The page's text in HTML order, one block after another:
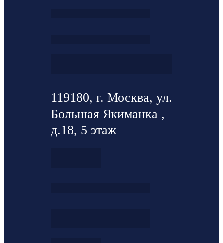
119180, г. Москва, ул.
Большая Якиманка ,
д.18, 5 этаж